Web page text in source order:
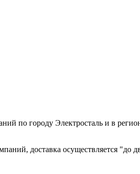
по городу Электросталь и в
доставка осуществляется "до